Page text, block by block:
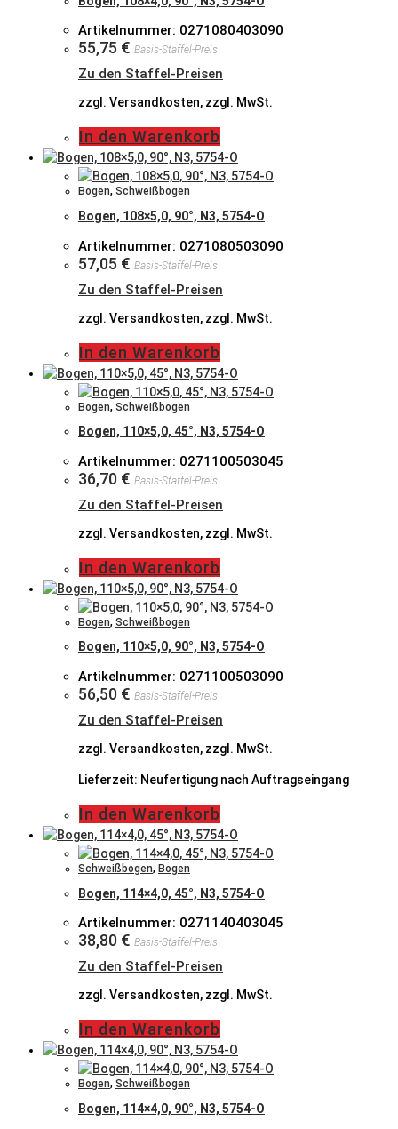
Artikelnummer: 0271080403090
55,75 € Basis-Staffel-Preis
Zu den Staffel-Preisen
zzgl. Versandkosten, zzgl. MwSt.
In den Warenkorb
Bogen, Schweißbogen
Bogen, 108×5,0, 90°, N3, 5754-O
Artikelnummer: 0271080503090
57,05 € Basis-Staffel-Preis
Zu den Staffel-Preisen
zzgl. Versandkosten, zzgl. MwSt.
In den Warenkorb
Bogen, Schweißbogen
Bogen, 110×5,0, 45°, N3, 5754-O
Artikelnummer: 0271100503045
36,70 € Basis-Staffel-Preis
Zu den Staffel-Preisen
zzgl. Versandkosten, zzgl. MwSt.
In den Warenkorb
Bogen, Schweißbogen
Bogen, 110×5,0, 90°, N3, 5754-O
Artikelnummer: 0271100503090
56,50 € Basis-Staffel-Preis
Zu den Staffel-Preisen
zzgl. Versandkosten, zzgl. MwSt.
Lieferzeit: Neufertigung nach Auftragseingang
In den Warenkorb
Schweißbogen, Bogen
Bogen, 114×4,0, 45°, N3, 5754-O
Artikelnummer: 0271140403045
38,80 € Basis-Staffel-Preis
Zu den Staffel-Preisen
zzgl. Versandkosten, zzgl. MwSt.
In den Warenkorb
Bogen, Schweißbogen
Bogen, 114×4,0, 90°, N3, 5754-O